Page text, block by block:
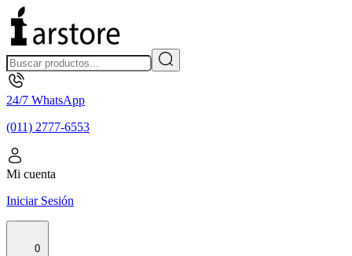
24/7 WhatsApp
(011) 2777-6553
Mi cuenta
Iniciar Sesión
0